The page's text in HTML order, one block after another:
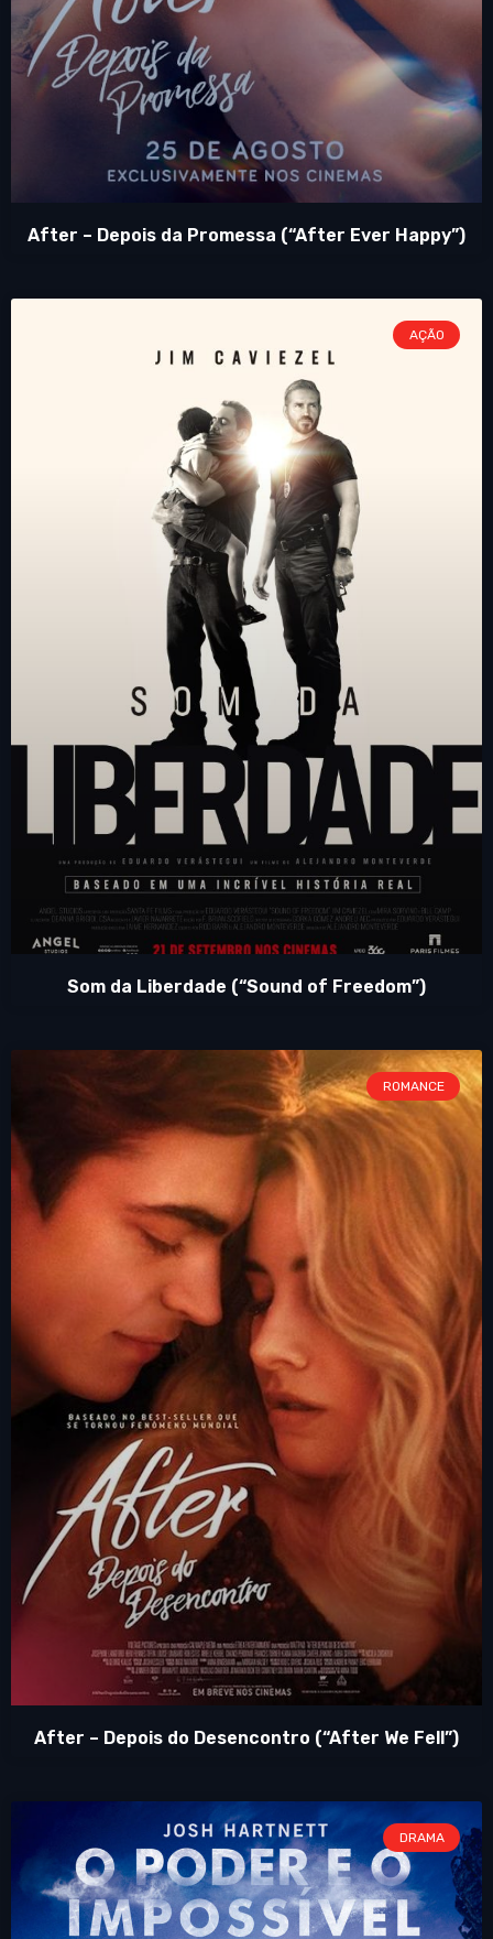
After – Depois da Promessa (“After Ever Happy”)
AÇÃO
Som da Liberdade (“Sound of Freedom”)
ROMANCE
After – Depois do Desencontro (“After We Fell”)
DRAMA